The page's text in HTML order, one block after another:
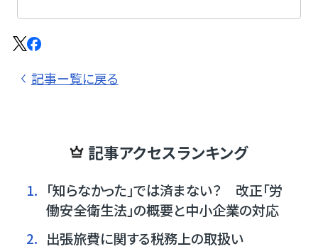
記事ー覧に戻る
記事アクセスランキング
1. 「知らなかった」では済まない？ 改正「労
働安全衛生法」の概要と中小企業の対応
2. 出張旅費に関する税務上の取扱い